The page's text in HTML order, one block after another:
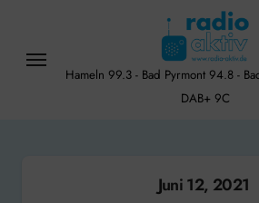
content
Hameln 99.3 - Bad Pyrmont 94.8 -
DAB+ 9C
Juni 12, 2021